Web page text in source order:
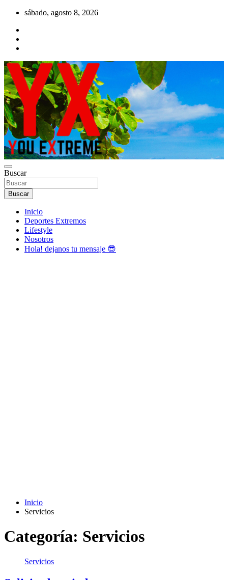
Saltar
contenido
sábado, agosto 8, 2026
YOU EXTREME
YX Deportes Extremos Lifestyle
Buscar
Buscar
Inicio
Deportes Extremos
Lifestyle
Nosotros
Hola! dejanos tu mensaje 😎
Inicio
Servicios
Categoría: Servicios
Servicios